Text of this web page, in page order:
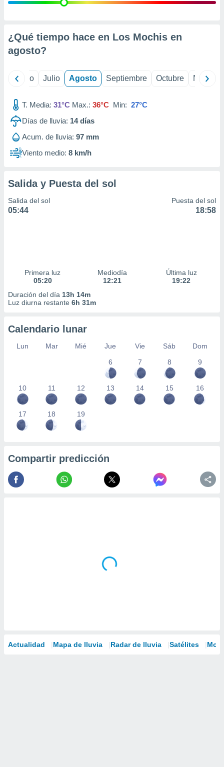
e
mediante
publicidad
de
1199
¿Qué tiempo hace en Los Mochis en
agosto?
Junio Julio Agosto Septiembre Octubre
T. Media: 31°C Max.: 36°C Min: 27°C
Días de lluvia: 14días
Acum. de lluvia: 97 mm
Viento medio: 8 km/h
Salida y Puesta del sol
Salida del sol
05:44
Puesta del sol
18:58
Primera luz
05:20
Mediodía
12:21
Última luz
19:22
Duración del día 13h 14m
Luz diurna restante 6h 31m
Calendario lunar
Lun Mar Mié Jue Vie Sáb
Dom
6
7 8 9
10 11 12 13 14 15 16
17 18 19
Compartir predicción
Actualidad Mapa de lluvia Radar de lluvia Satélites